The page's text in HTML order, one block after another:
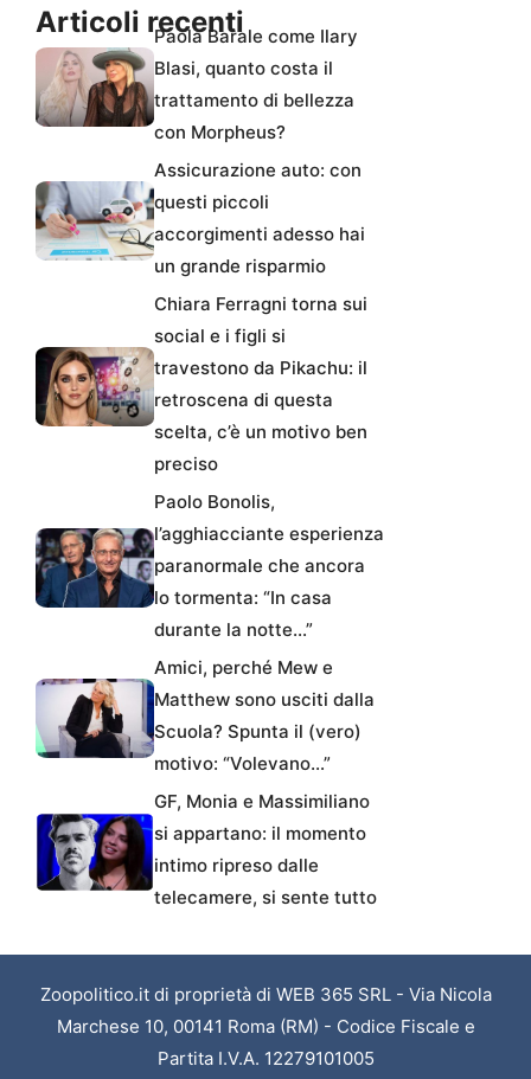
Articoli recentiPaola Barale come Ilary
Blasi, quanto costa il
trattamento di bellezza
con Morpheus?
Assicurazione auto: con
questi piccoli
accorgimenti adesso hai
un grande risparmio
Chiara Ferragni torna sui
social e i figli si
travestono da Pikachu: il
retroscena di questa
scelta, c’è un motivo ben
preciso
Paolo Bonolis,
l’agghiacciante esperienza
paranormale che ancora
lo tormenta: “In casa
durante la notte…”
Amici, perché Mew e
Matthew sono usciti dalla
Scuola? Spunta il (vero)
motivo: “Volevano…”
GF, Monia e Massimiliano
si appartano: il momento
intimo ripreso dalle
telecamere, si sente tutto
Zoopolitico.it di proprietà di WEB 365 SRL - Via Nicola
Marchese 10, 00141 Roma (RM) - Codice Fiscale e
Partita I.V.A. 12279101005